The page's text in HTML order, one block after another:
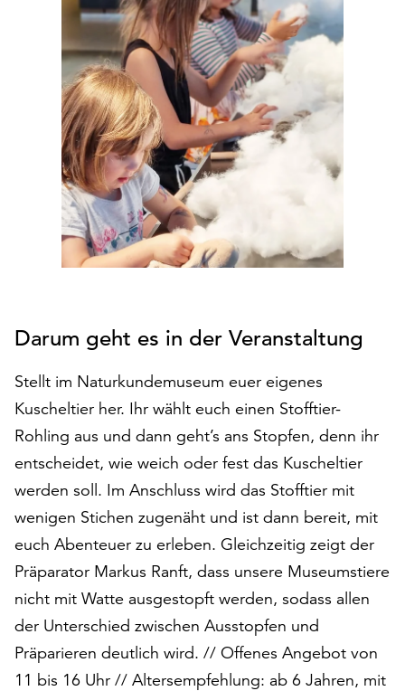
notwendig
(funktionale
Cookies),
solche,
lediglich
genutzt
werden.
Klicken
Sie
„Alle
akzeptieren“,
um
Cookies
zu
akzeptieren.
Sie
können
Ihr
Einverständnis
jederzeit
Darum geht es in der Veranstaltung
Stellt im Naturkundemuseum euer eigenes
Kuscheltier her. Ihr wählt euch einen Stofftier-
Rohling aus und dann geht’s ans Stopfen, denn ihr
entscheidet, wie weich oder fest das Kuscheltier
werden soll. Im Anschluss wird das Stofftier mit
wenigen Stichen zugenäht und ist dann bereit, mit
euch Abenteuer zu erleben. Gleichzeitig zeigt der
Präparator Markus Ranft, dass unsere Museumstiere
nicht mit Watte ausgestopft werden, sodass allen
der Unterschied zwischen Ausstopfen und
Präparieren deutlich wird. // Offenes Angebot von
11 bis 16 Uhr // Altersempfehlung: ab 6 Jahren, mit